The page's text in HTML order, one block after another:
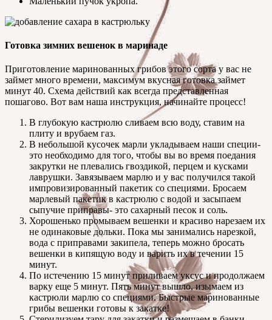
Готовка зимних вешенок в маринаде
Приготовление маринованных грибов этого сорта у вас не
займет много времени, максимум вкусная готовка займет
минут 40. Схема действий как всегда представленная
пошагово. Вот вам наша инструкция, начинайте процесс!
В глубокую кастрюлю сливаем всю воду, ставим на
плиту и врубаем газ.
В небольшой кусочек марли укладываем наши специи-
это необходимо для того, чтобы вы во время поедания
закрутки не плевались гвоздикой, перцем и кусками
лаврушки. Завязываем марлю и у вас получился такой
импровизированный пакетик со специями. Бросаем
марлевый пакетик в кастрюлю с водой и засыпаем
сыпучие приправы- это сахарный песок и соль.
Хорошенько промываем вешенки и красиво нарезаем их
не одинаковые дольки. Пока мы занимались нарезкой,
вода с приправами закипела, теперь можно бросать
вешенки в кипящую воду и варить их в течении 15
минут.
По истечению 15 минут приливаем уксус и продолжаем
варку еще 5 минут. Пять минут вышло, изымаем из
кастрюли марлю со специями. Быстрые маринованные
грибы вешенки готовы к закатке!